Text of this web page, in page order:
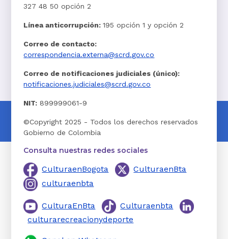
327 48 50 opción 2
Línea anticorrupción:195 opción 1 y opción 2
Correo de contacto:
correspondencia.externa@scrd.gov.co
Correo de notificaciones judiciales (único):
notificaciones.judiciales@scrd.gov.co
NIT: 899999061-9
©Copyright 2025 - Todos los derechos reservados
Gobierno de Colombia
Consulta nuestras redes sociales
CulturaenBogota
CulturaenBta
culturaenbta
CulturaEnBta
Culturaenbta
culturarecreacionydeporte